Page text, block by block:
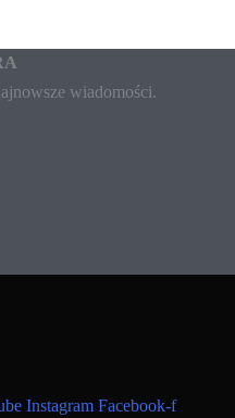
wiadomości.
Instagram Facebook-f